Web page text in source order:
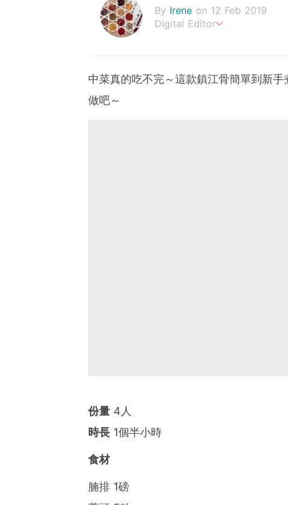
By Irene on 12 Feb 2019
Digital Editor
中菜真的吃不完～這款鎮江骨簡單到新
做吧～
份量4人
時長1個半小時
食材
腩排 1磅